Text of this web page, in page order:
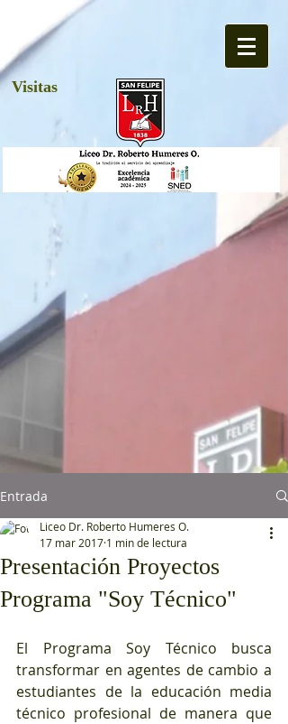
Visitas
Entrada
Presentación Proyectos
Programa "Soy Técnico"
Liceo Dr. Roberto Humeres O.
17 mar 2017 1 min de lectura
El Programa Soy Técnico busca
transformar en agentes de cambio a
estudiantes de la educación media
técnico profesional de manera que